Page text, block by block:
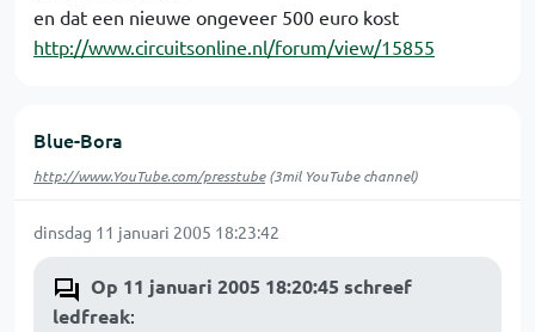
en dat een nieuwe ongeveer 500 euro kost
http://www.circuitsonline.nl/forum/view/15855
Blue-Bora
http://www.YouTube.com/presstube(3mil YouTube channel)
dinsdag 11 januari 2005 18:23:42
Op 11 januari 2005 18:20:45 schreef
ledfreak: